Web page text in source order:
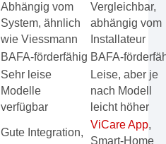
Abhängig vom
System, ähnlich
wie Viessmann
Vergleichbar,
abhängig vom
Installateur
BAFA-förderfähig BAFA-
Sehr leise
Modelle
verfügbar
Leise, aber je
nach Modell
leicht höher
Gute Integration,
ViCare App,
Smart-Home